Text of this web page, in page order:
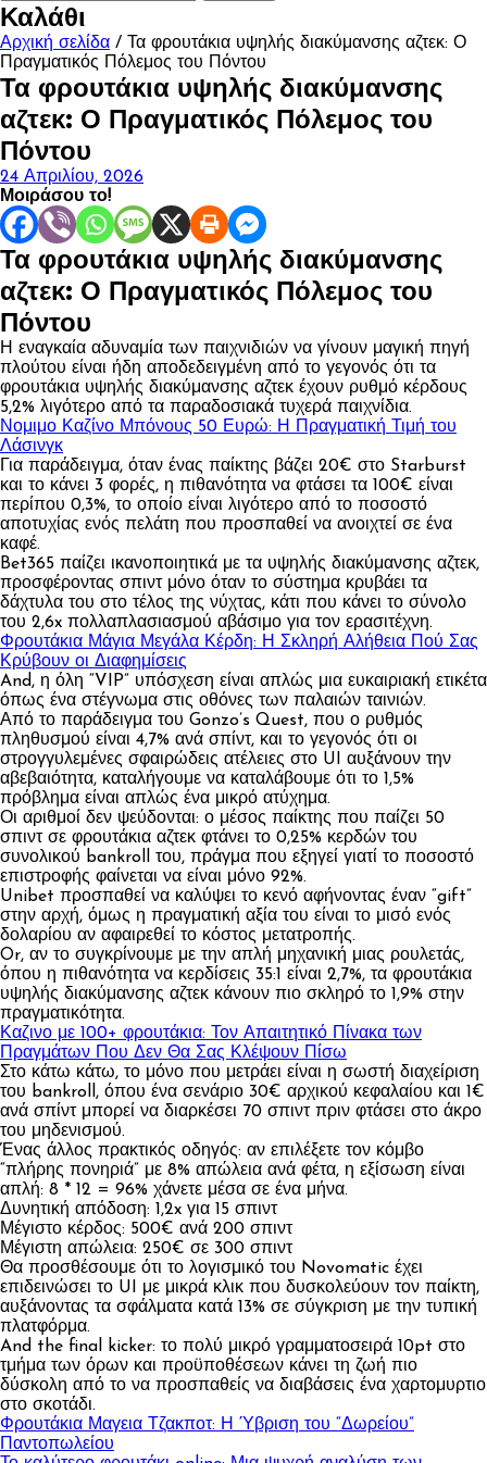
για:
Καλάθι
Αρχική σελίδα / Τα φρουτάκια υψηλής διακύμανσης αζτεκ: Ο
Πραγματικός Πόλεμος του Πόντου
Τα φρουτάκια υψηλής διακύμανσης
αζτεκ: Ο Πραγματικός Πόλεμος του
Πόντου
24 Απριλίου, 2026
Μοιράσου το!
Τα φρουτάκια υψηλής διακύμανσης
αζτεκ: Ο Πραγματικός Πόλεμος του
Πόντου
Η εναγκαία αδυναμία των παιχνιδιών να γίνουν μαγική πηγή
πλούτου είναι ήδη αποδεδειγμένη από το γεγονός ότι τα
φρουτάκια υψηλής διακύμανσης αζτεκ έχουν ρυθμό κέρδους
5,2% λιγότερο από τα παραδοσιακά τυχερά παιχνίδια.
Νομιμο Καζίνο Μπόνους 50 Ευρώ: Η Πραγματική Τιμή του
Λάσινγκ
Για παράδειγμα, όταν ένας παίκτης βάζει 20€ στο Starburst
και το κάνει 3 φορές, η πιθανότητα να φτάσει τα 100€ είναι
περίπου 0,3%, το οποίο είναι λιγότερο από το ποσοστό
αποτυχίας ενός πελάτη που προσπαθεί να ανοιχτεί σε ένα
καφέ.
Bet365 παίζει ικανοποιητικά με τα υψηλής διακύμανσης αζτεκ,
προσφέροντας σπιντ μόνο όταν το σύστημα κρυβάει τα
δάχτυλα του στο τέλος της νύχτας, κάτι που κάνει το σύνολο
του 2,6x πολλαπλασιασμού αβάσιμο για τον ερασιτέχνη.
Φρουτάκια Μάγια Μεγάλα Κέρδη: Η Σκληρή Αλήθεια Πού Σας
Κρύβουν οι Διαφημίσεις
And, η όλη “VIP” υπόσχεση είναι απλώς μια ευκαιριακή ετικέτα
όπως ένα στέγνωμα στις οθόνες των παλαιών ταινιών.
Από το παράδειγμα του Gonzo’s Quest, που ο ρυθμός
πληθυσμού είναι 4,7% ανά σπίντ, και το γεγονός ότι οι
στρογγυλεμένες σφαιρώδεις ατέλειες στο UI αυξάνουν την
αβεβαιότητα, καταλήγουμε να καταλάβουμε ότι το 1,5%
πρόβλημα είναι απλώς ένα μικρό ατύχημα.
Οι αριθμοί δεν ψεύδονται: ο μέσος παίκτης που παίζει 50
σπιντ σε φρουτάκια αζτεκ φτάνει το 0,25% κερδών του
συνολικού bankroll του, πράγμα που εξηγεί γιατί το ποσοστό
επιστροφής φαίνεται να είναι μόνο 92%.
Unibet προσπαθεί να καλύψει το κενό αφήνοντας έναν “gift”
στην αρχή, όμως η πραγματική αξία του είναι το μισό ενός
δολαρίου αν αφαιρεθεί το κόστος μετατροπής.
Or, αν το συγκρίνουμε με την απλή μηχανική μιας ρουλετάς,
όπου η πιθανότητα να κερδίσεις 35:1 είναι 2,7%, τα φρουτάκια
υψηλής διακύμανσης αζτεκ κάνουν πιο σκληρό το 1,9% στην
πραγματικότητα.
Καζινο με 100+ φρουτάκια: Τον Απαιτητικό Πίνακα των
Πραγμάτων Που Δεν Θα Σας Κλέψουν Πίσω
Στο κάτω κάτω, το μόνο που μετράει είναι η σωστή διαχείριση
του bankroll, όπου ένα σενάριο 30€ αρχικού κεφαλαίου και 1€
ανά σπίντ μπορεί να διαρκέσει 70 σπιντ πριν φτάσει στο άκρο
του μηδενισμού.
Ένας άλλος πρακτικός οδηγός: αν επιλέξετε τον κόμβο
“πλήρης πονηριά” με 8% απώλεια ανά φέτα, η εξίσωση είναι
απλή: 8 * 12 = 96% χάνετε μέσα σε ένα μήνα.
Δυνητική απόδοση: 1,2x για 15 σπιντ
Μέγιστο κέρδος: 500€ ανά 200 σπιντ
Μέγιστη απώλεια: 250€ σε 300 σπιντ
Θα προσθέσουμε ότι το λογισμικό του Novomatic έχει
επιδεινώσει το UI με μικρά κλικ που δυσκολεύουν τον παίκτη,
αυξάνοντας τα σφάλματα κατά 13% σε σύγκριση με την τυπική
πλατφόρμα.
And the final kicker: το πολύ μικρό γραμματοσειρά 10pt στο
τμήμα των όρων και προϋποθέσεων κάνει τη ζωή πιο
δύσκολη από το να προσπαθείς να διαβάσεις ένα χαρτομυρτιο
στο σκοτάδι.
Πλοήγηση
Φρουτάκια Μαγεια Τζακποτ: Η Ύβριση του “Δωρείου”
Παντοπωλείου